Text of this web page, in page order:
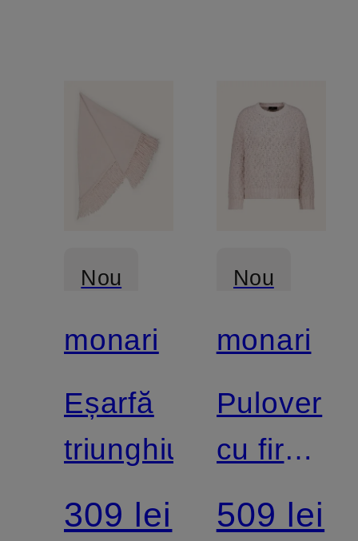
Nou
monari
Eșarfă
triunghiulară
309 lei
Nou
monari
Pulover
cu fire
509 lei